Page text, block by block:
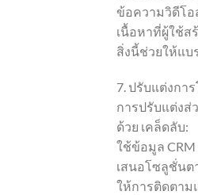
ข้อความวิดีโ
เนื้อหาที่ผู้ใช้
สิ่งนี้ช่วยให้แบ
7. ปรับแต่งกา
การปรับแต่งส่
ด้วย เคล็ดลับ:
ใช้ข้อมูล
เสนอโซลูชั่น
ให้การติดตา